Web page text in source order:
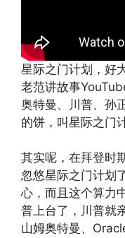
星际之门计划，好
老范讲故事
奥特曼、川普、孙
的饼，叫星际之门
其实呢，在拜登时
忽悠星际之门计划
心，而且这个算力
普上台了，川普就
山姆奥特曼、